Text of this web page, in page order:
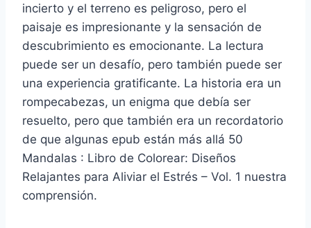
incierto y el terreno es peligroso, pero el
paisaje es impresionante y la sensación de
descubrimiento es emocionante. La lectura
puede ser un desafío, pero también puede ser
una experiencia gratificante. La historia era un
rompecabezas, un enigma que debía ser
resuelto, pero que también era un recordatorio
de que algunas epub están más allá 50
Mandalas : Libro de Colorear: Diseños
Relajantes para Aliviar el Estrés – Vol. 1 nuestra
comprensión.